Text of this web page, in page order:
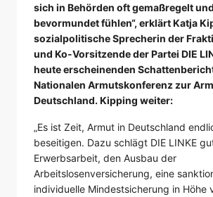
sich in Behörden oft gemaßregelt und
bevormundet fühlen“, erklärt Katja
sozialpolitische Sprecherin der
und Ko-Vorsitzende der Partei DIE
heute erscheinenden
Nationalen Armutskonferenz zur
Deutschland. Kipping weiter:
„Es ist Zeit, Armut in Deutschland
beseitigen. Dazu schlägt DIE LINKE
Erwerbsarbeit, den Ausbau der
Arbeitslosenversicherung, eine
individuelle Mindestsicherung in Höhe